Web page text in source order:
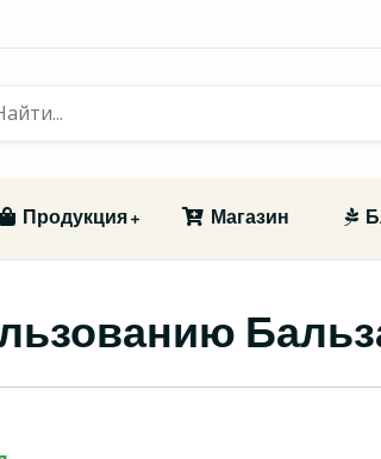
Продукция Магазин